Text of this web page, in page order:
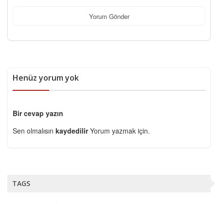
Yorum Gönder
Henüz yorum yok
Bir cevap yazın
Sen olmalısın kaydedilirYorum yazmak için.
TAGS